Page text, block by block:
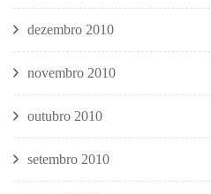
dezembro 2010
novembro 2010
outubro 2010
setembro 2010